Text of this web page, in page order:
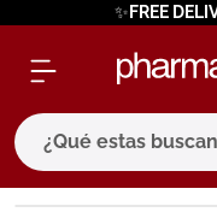
✨FREE
¿Qué estas buscando?
términos más